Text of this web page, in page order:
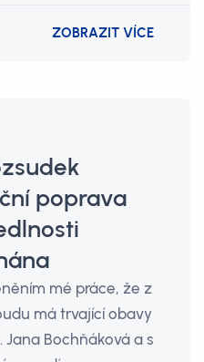
ZOBRAZIT VÍCE
poprava
mé práce, že z
má trvající obavy
Jana Bochňáková a s